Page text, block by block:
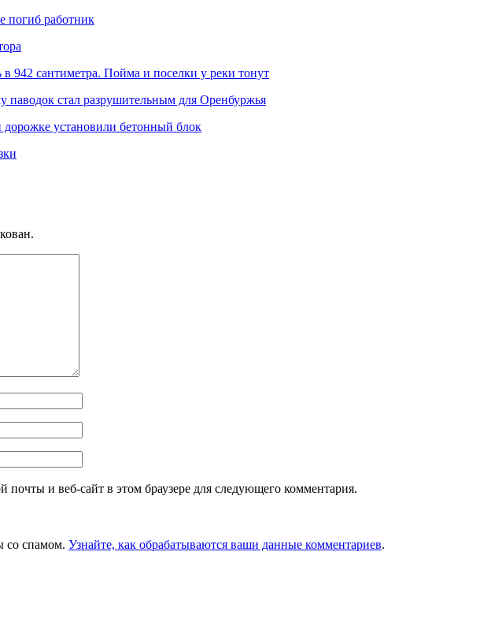
погиб работник
942 сантиметра. Пойма и поселки у реки тонут
паводок стал разрушительным для Оренбуржья
дорожке установили бетонный блок
почты и веб-сайт в этом браузере для следующего комментария.
со спамом. Узнайте, как обрабатываются ваши данные комментариев.